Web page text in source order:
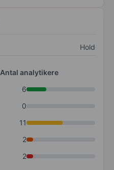
Hold
Antal analytikere
6
0
11
2
2